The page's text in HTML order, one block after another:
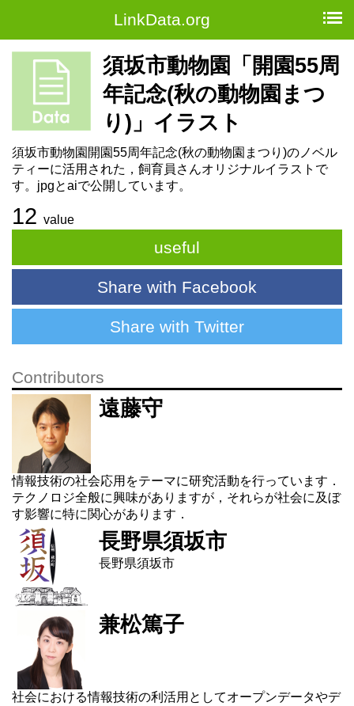
LinkData.org
須坂市動物園「開園55周
年記念(秋の動物園まつ
り)」イラスト
須坂市動物園開園55周年記念(秋の動物園まつり)のノベル
ティーに活用された，飼育員さんオリジナルイラストで
す。jpgとaiで公開しています。
12 value
useful
Share with Facebook
Share with Twitter
Contributors
遠藤守
情報技術の社会応用をテーマに研究活動を行っています．
テクノロジ全般に興味がありますが，それらが社会に及ぼ
す影響に特に関心があります．
長野県須坂市
長野県須坂市
兼松篤子
社会における情報技術の利活用としてオープンデータやデ